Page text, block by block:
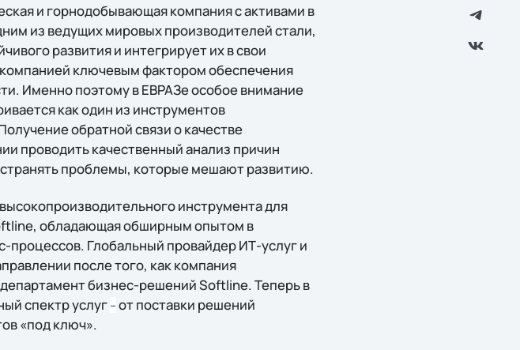
и горнодобывающая компания с активами в
из ведущих мировых производителей стали,
развития и интегрирует их в свои
ключевым фактором обеспечения
Именно поэтому в ЕВРАЗе особое внимание
как один из инструментов
обратной связи о качестве
проводить качественный анализ причин
проблемы, которые мешают развитию.
инструмента для
обладающая обширным опытом в
процессов. Глобальный провайдер ИТ-услуг и
после того, как компания
бизнес-решений Softline. Теперь в
спектр услуг – от поставки решений
«под ключ».